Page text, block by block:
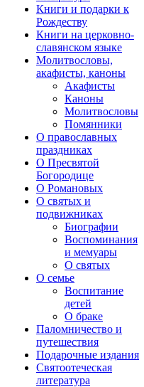
Книги и подарки к
Рождеству
Книги на церковно-
славянском языке
Молитвословы,
акафисты, каноны
Акафисты
Каноны
Молитвословы
Помянники
О православных
праздниках
О Пресвятой
Богородице
О Романовых
О святых и
подвижниках
Биографии
Воспоминания
и мемуары
О святых
О семье
Воспитание
детей
О браке
Паломничество и
путешествия
Подарочные издания
Святоотеческая
литература